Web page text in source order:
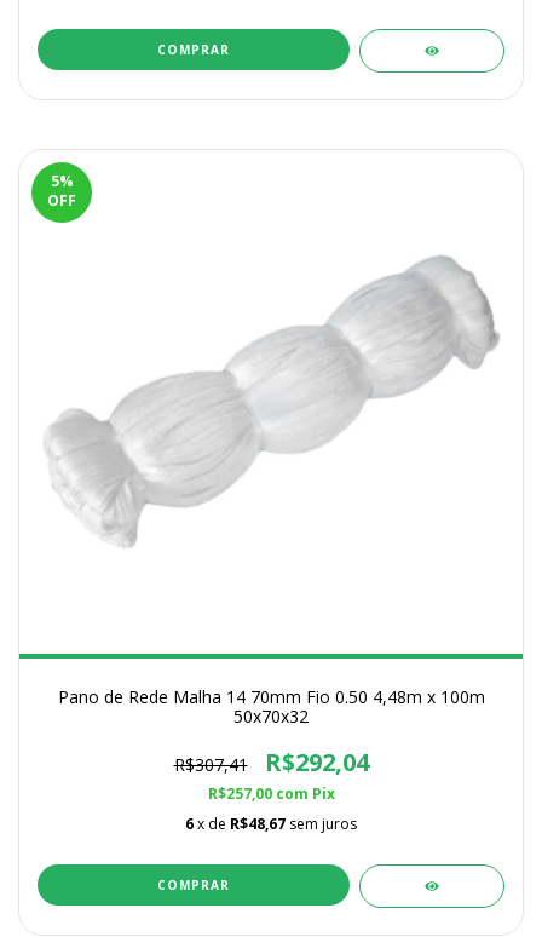
5%
OFF
Pano de Rede Malha 14 70mm Fio 0.50 4,48m x 100m
50x70x32
R$307,41 R$292,04
R$257,00 com Pix
6x de R$48,67 sem juros